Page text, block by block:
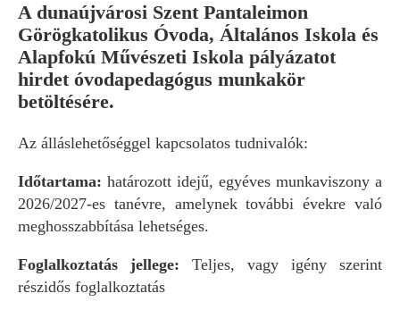
A dunaújvárosi Szent Pantaleimon
Görögkatolikus Óvoda, Általános Iskola és
Alapfokú Művészeti Iskola pályázatot
hirdet óvodapedagógus munkakör
betöltésére.
Az álláslehetőséggel kapcsolatos tudnivalók:
Időtartama: határozott idejű, egyéves munkaviszony a
2026/2027-es tanévre, amelynek további évekre való
meghosszabbítása lehetséges.
Foglalkoztatás jellege: Teljes, vagy igény szerint
részidős foglalkoztatás